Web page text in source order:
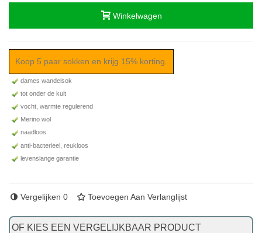
Winkelwagen
Koop 5 paar sokken en krijg 15% korting.
dames wandelsok
tot onder de kuit
vocht, warmte regulerend
Merino wol
naadloos
anti-bacterieel, reukloos
levenslange garantie
Vergelijken 0 Toevoegen Aan Verlanglijst
OF KIES EEN VERGELIJKBAAR PRODUCT